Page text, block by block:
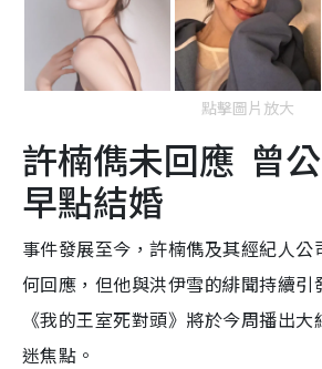
點擊圖片放大
許楠儁未回應 曾
早點結婚
事件發展至今，許楠儁及其經紀人公
何回應，但他與洪伊雪的緋聞持續引
《我的王室死對頭》將於今周播出
迷焦點。